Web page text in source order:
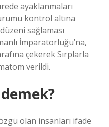
ayaklanmaları
kontrol altına
sağlaması
İmparatorluğu’na,
çekerek Sırplarla
verildi.
olan insanları ifade